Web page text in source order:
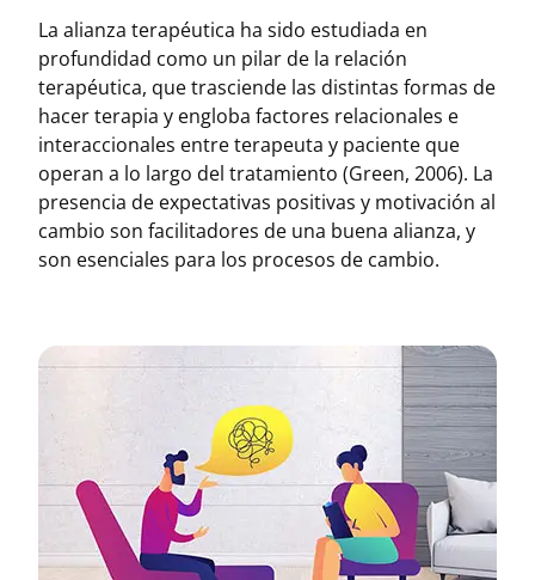
La alianza terapéutica ha sido estudiada en
profundidad como un pilar de la relación
terapéutica, que trasciende las distintas formas de
hacer terapia y engloba factores relacionales e
interaccionales entre terapeuta y paciente que
operan a lo largo del tratamiento (Green, 2006). La
presencia de expectativas positivas y motivación al
cambio son facilitadores de una buena alianza, y
son esenciales para los procesos de cambio.